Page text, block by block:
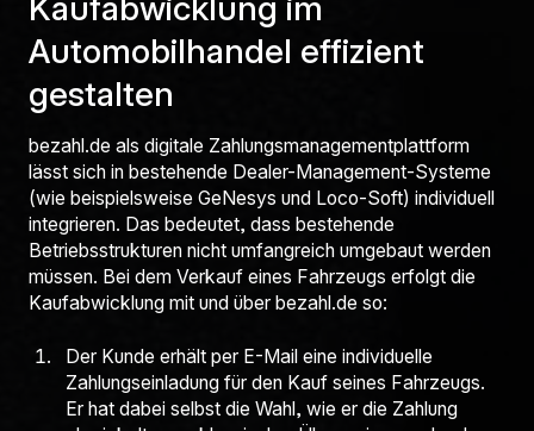
Kaufabwicklung im
Automobilhandel effizient
gestalten
bezahl.de als digitale Zahlungsmanagementplattform
lässt sich in bestehende Dealer-Management-Systeme
(wie beispielsweise GeNesys und Loco-Soft) individuell
integrieren. Das bedeutet, dass bestehende
Betriebsstrukturen nicht umfangreich umgebaut werden
müssen. Bei dem Verkauf eines Fahrzeugs erfolgt die
Kaufabwicklung mit und über bezahl.de so:
Der Kunde erhält per E-Mail eine individuelle
Zahlungseinladung für den Kauf seines Fahrzeugs.
Er hat dabei selbst die Wahl, wie er die Zahlung